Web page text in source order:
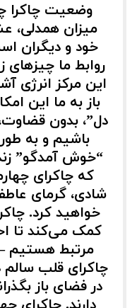
وضعیت چاکرا
میزان همدلی،
خود و دیگران
روابط ما چیزهای
این مرکز انرژی
باز به ما این
دل”، بدون
باشیم و به
“خوش آمدگو”
که چاکرای
شادی، گرمای
خواهید کرد.
کمک می‌کند تا
مرتبط هستیم –
چاکرای قلب
در فضای باز